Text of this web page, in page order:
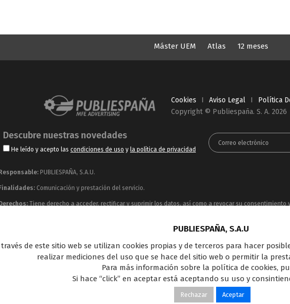
Máster UEM Atlas 12 meses
Cookies I Aviso Legal I Política
Copyright © Publiespaña. S. A. 2026
Descubre nuestras novedades
He leído y acepto las condiciones de uso y la política de privacidad
Responsable: PUBLIESPAÑA, S.A.U.
Finalidades: Comunicación y prestación del servicio.
Derechos: Tiene derecho a acceder, rectificar y suprimir los datos, así como a revocar su consentimiento
es empresa de Mediaset España concesionaria del espacio publicitario de sus siete canales en
y Be Mad, así como de una amplia oferta en el panorama de medios y con una gran experiencia en la
Outdoor Digital.
PUBLIESPAÑA, S.A.U
través de este sitio web se utilizan cookies propias y de terceros para hacer
realizar mediciones del uso que se hace del sitio web o permitir la
Para más información sobre la política de cookies,
Si hace “click” en aceptar está aceptando su uso y
Rechazar Aceptar